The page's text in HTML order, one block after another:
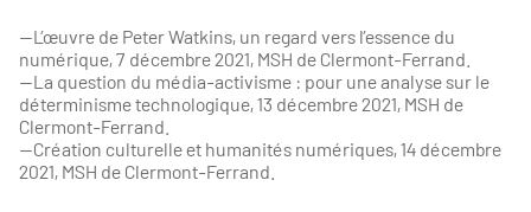
—L’œuvre de Peter Watkins, un regard vers l’essence du
numérique, 7 décembre 2021, MSH de Clermont-Ferrand.
—La question du média-activisme : pour une analyse sur le
déterminisme technologique, 13 décembre 2021, MSH de
Clermont-Ferrand.
—Création culturelle et humanités numériques, 14 décembre
2021, MSH de Clermont-Ferrand.